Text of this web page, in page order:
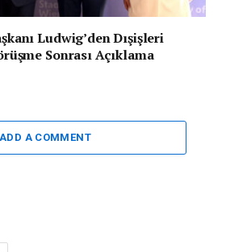
Ludwig’den Dışişleri
Sonrası Açıklama
ADD A COMMENT